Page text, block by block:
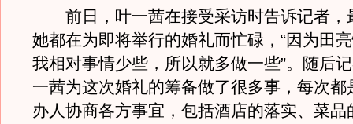
前日，叶一茜在接受采访时告诉记者，
她都在为即将举行的婚礼而忙碌，“因为田
我相对事情少些，所以就多做一些”。随后
一茜为这次婚礼的筹备做了很多事，每次都
办人协商各方事宜，包括酒店的落实、菜品